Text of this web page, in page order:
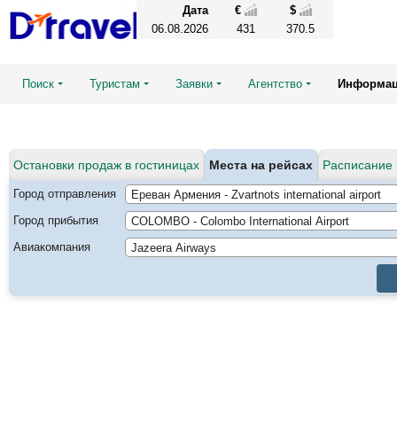
Дата €
$
06.08.2026
431 370.5
Поиск Туристам Заявки Агентство
Остановки продаж в гостиницах Места на рейсах Расписание
Город отправления
Город прибытия
Авиакомпания